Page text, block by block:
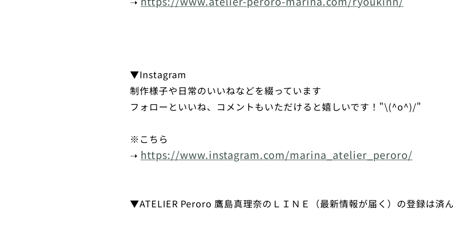
▼Instagram
制作様子や日常のいいねなどを綴っています❤
フォローといいね、コメントもいただけると嬉しいです！"\(^o^)/"
※こちら
➝ https://www.instagram.com/marina_atelier_peroro/
▼ATELIER Peroro 鷹島真理奈のＬＩＮＥ（最新情報が届く）の登録は済